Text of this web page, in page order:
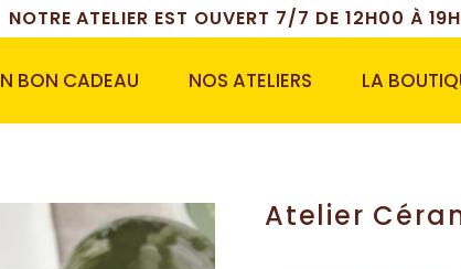
NOTRE ATELIER EST OUVERT 7/7 DE 12H00 À
BON CADEAU NOS ATELIERS LA
Atelier